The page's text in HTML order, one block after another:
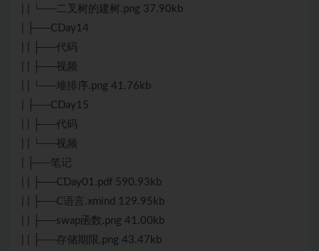
| | └──二叉树的建树.png 37.90kb
| ├──CDay14
| | ├──代码
| | ├──视频
| | └──堆排序.png 41.76kb
| ├──CDay15
| | ├──代码
| | └──视频
| ├──笔记
| | ├──CDay01.pdf 590.93kb
| | ├──C语言.xmind 129.95kb
| | ├──swap函数.png 41.00kb
| | ├──存储期限.png 43.47kb